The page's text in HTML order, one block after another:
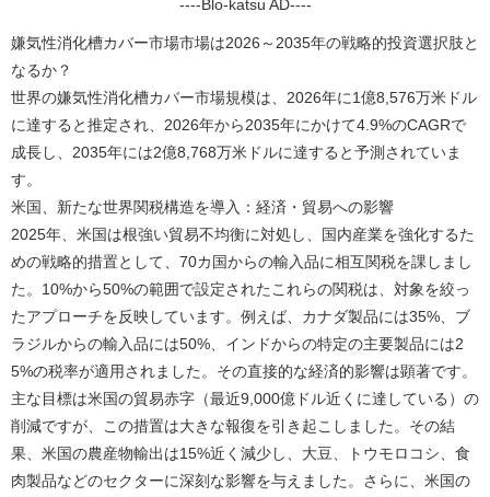
----Blo-katsu AD----
嫌気性消化槽カバー市場市場は2026～2035年の戦略的投資選択肢と
なるか？
世界の嫌気性消化槽カバー市場規模は、2026年に1億8,576万米ドル
に達すると推定され、2026年から2035年にかけて4.9%のCAGRで
成長し、2035年には2億8,768万米ドルに達すると予測されていま
す。
米国、新たな世界関税構造を導入：経済・貿易への影響
2025年、米国は根強い貿易不均衡に対処し、国内産業を強化するた
めの戦略的措置として、70カ国からの輸入品に相互関税を課しまし
た。10%から50%の範囲で設定されたこれらの関税は、対象を絞っ
たアプローチを反映しています。例えば、カナダ製品には35%、ブ
ラジルからの輸入品には50%、インドからの特定の主要製品には2
5%の税率が適用されました。その直接的な経済的影響は顕著です。
主な目標は米国の貿易赤字（最近9,000億ドル近くに達している）の
削減ですが、この措置は大きな報復を引き起こしました。その結
果、米国の農産物輸出は15%近く減少し、大豆、トウモロコシ、食
肉製品などのセクターに深刻な影響を与えました。さらに、米国の